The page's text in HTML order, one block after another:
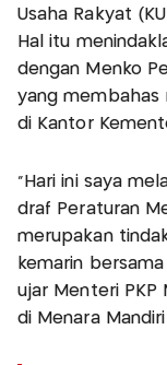
Usaha Rakyat
Hal itu
dengan Menko
yang membahas
di Kantor
"Hari ini saya
draf Peraturan
merupakan
kemarin
ujar Menteri PKP
di Menara